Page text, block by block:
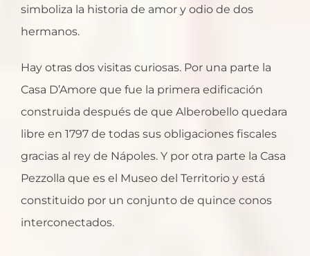
simboliza la historia de amor y odio de dos
hermanos.
Hay otras dos visitas curiosas. Por una parte la
Casa D’Amore que fue la primera edificación
construida después de que Alberobello quedara
libre en 1797 de todas sus obligaciones fiscales
gracias al rey de Nápoles. Y por otra parte la Casa
Pezzolla que es el Museo del Territorio y está
constituido por un conjunto de quince conos
interconectados.